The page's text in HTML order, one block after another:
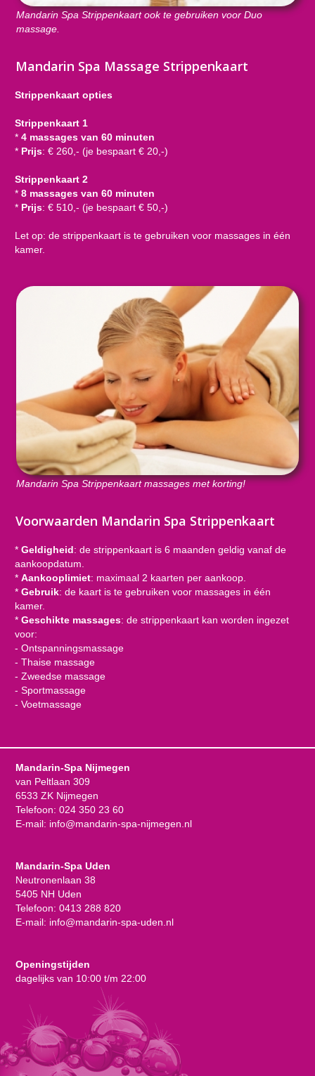
Mandarin Spa Strippenkaart ook te gebruiken voor Duo
massage.
Mandarin Spa Massage Strippenkaart
Strippenkaart opties
Strippenkaart 1
* 4 massages van 60 minuten
* Prijs: € 260,- (je bespaart € 20,-)
Strippenkaart 2
* 8 massages van 60 minuten
* Prijs: € 510,- (je bespaart € 50,-)
Let op: de strippenkaart is te gebruiken voor massages in één
kamer.
Mandarin Spa Strippenkaart massages met korting!
Voorwaarden Mandarin Spa Strippenkaart
* Geldigheid: de strippenkaart is 6 maanden geldig vanaf de
aankoopdatum.
* Aankooplimiet: maximaal 2 kaarten per aankoop.
* Gebruik: de kaart is te gebruiken voor massages in één
kamer.
* Geschikte massages: de strippenkaart kan worden ingezet
voor:
- Ontspanningsmassage
- Thaise massage
- Zweedse massage
- Sportmassage
- Voetmassage
Mandarin-Spa Nijmegen
van Peltlaan 309
6533 ZK Nijmegen
Telefoon: 024 350 23 60
E-mail: info@mandarin-spa-nijmegen.nl
Mandarin-Spa Uden
Neutronenlaan 38
5405 NH Uden
Telefoon: 0413 288 820
E-mail: info@mandarin-spa-uden.nl
Openingstijden
dagelijks van 10:00 t/m 22:00